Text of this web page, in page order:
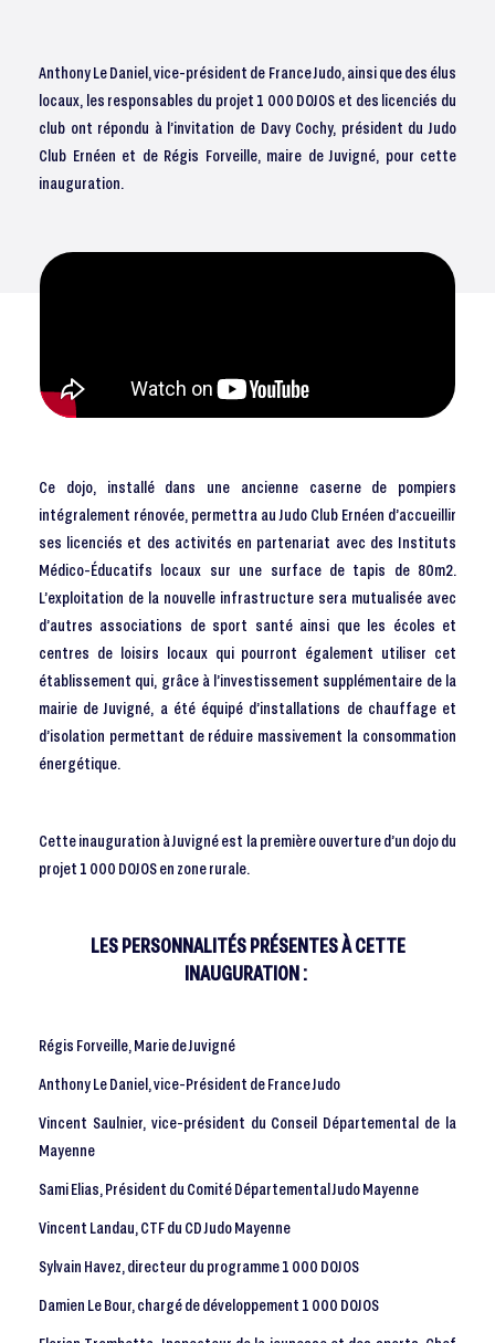
Anthony Le Daniel, vice-président de France Judo, ainsi que des élus
locaux, les responsables du projet 1 000 DOJOS et des licenciés du
club ont répondu à l’invitation de Davy Cochy, président du Judo
Club Ernéen et de Régis Forveille, maire de Juvigné, pour cette
inauguration.
Ce dojo, installé dans une ancienne caserne de pompiers
intégralement rénovée, permettra au Judo Club Ernéen d’accueillir
ses licenciés et des activités en partenariat avec des Instituts
Médico-Éducatifs locaux sur une surface de tapis de 80m2.
L’exploitation de la nouvelle infrastructure sera mutualisée avec
d’autres associations de sport santé ainsi que les écoles et
centres de loisirs locaux qui pourront également utiliser cet
établissement qui, grâce à l’investissement supplémentaire de la
mairie de Juvigné, a été équipé d’installations de chauffage et
d’isolation permettant de réduire massivement la consommation
énergétique.
Cette inauguration à Juvigné est la première ouverture d’un dojo du
projet 1 000 DOJOS en zone rurale.
LES PERSONNALITÉS PRÉSENTES À CETTE
INAUGURATION :
Régis Forveille, Marie de Juvigné
Anthony Le Daniel, vice-Président de France Judo
Vincent Saulnier, vice-président du Conseil Départemental de la
Mayenne
Sami Elias, Président du Comité Départemental Judo Mayenne
Vincent Landau, CTF du CD Judo Mayenne
Sylvain Havez, directeur du programme 1 000 DOJOS
Damien Le Bour, chargé de développement 1 000 DOJOS